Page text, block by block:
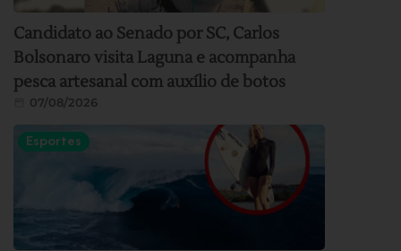
Candidato ao Senado por SC, Carlos
Bolsonaro visita Laguna e acompanha
pesca artesanal com auxílio de botos
07/08/2026
Esportes